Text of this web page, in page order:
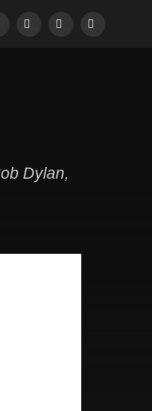
PinterestLinkedInTumblr
Dylan,